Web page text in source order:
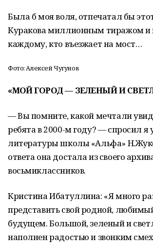
Была б моя воля, отпечатал бы
Куракова миллионным тиражом и
каждому, кто въезжает на мост…
Фото: Алексей Чугунов
«МОЙ ГОРОД — ЗЕЛЕНЫЙ И
— Вы помните, какой мечтали
ребята в 2000-м году? — спросил я
литературы школы «Альфа»
ответа она достала из своего
восьмиклассников.
Кристина Ибатуллина: «Я много
представить свой родной,
будущем. Большой, зеленый и
наполнен радостью и звонким